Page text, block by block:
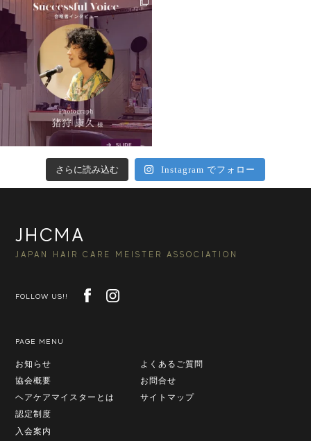
さらに読み込む Instagram でフォロー
JHCMA
JAPAN HAIR CARE MEISTER ASSOCIATION
FOLLOW US!!
PAGE MENU
お知らせ
協会概要
ヘアケアマイスターとは
認定制度
入会案内
よくあるご質問
お問合せ
サイトマップ